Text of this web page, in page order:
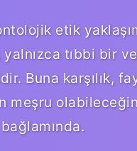
etik
tıbbi bir
Buna karşılık,
meşru